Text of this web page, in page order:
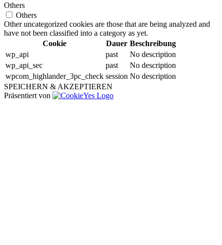
Others
Others
Other uncategorized cookies are those that are being analyzed and
have not been classified into a category as yet.
Cookie
Dauer Beschreibung
wp_api
past
No description
wp_api_sec
past
No description
wpcom_highlander_3pc_check session No description
SPEICHERN & AKZEPTIEREN
Präsentiert von